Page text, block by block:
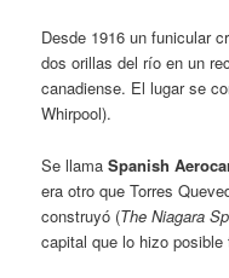
Desde 1916 un funicular
dos orillas del río en un
canadiense. El lugar se
Whirpool).
Se llamaSpanish
era otro que Torres
construyó (The Niagara
capital que lo hizo